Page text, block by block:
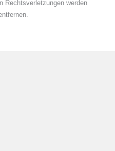
Rechtsverletzungen werden